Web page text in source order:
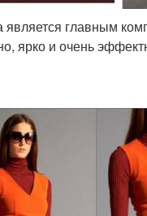
главным
ярко и очень